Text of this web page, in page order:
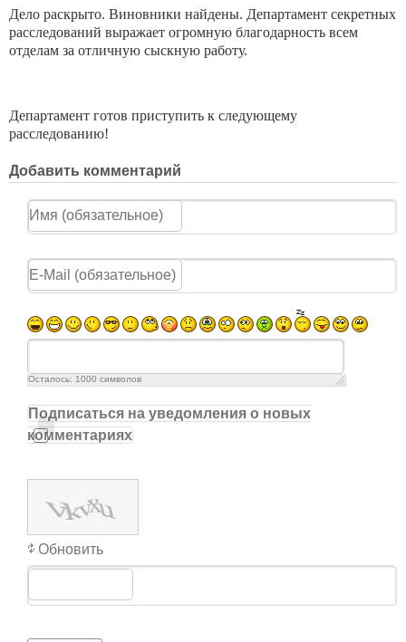
Дело раскрыто. Виновники найдены. Департамент секретных
расследований выражает огромную благодарность всем
отделам за отличную сыскную работу.
Департамент готов приступить к следующему
расследованию!
Добавить комментарий
Осталось: 1000 символов
Подписаться на уведомления о новых
комментариях
Обновить